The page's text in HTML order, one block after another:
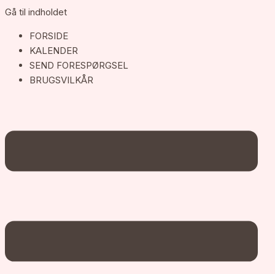
Gå til indholdet
FORSIDE
KALENDER
SEND FORESPØRGSEL
BRUGSVILKÅR